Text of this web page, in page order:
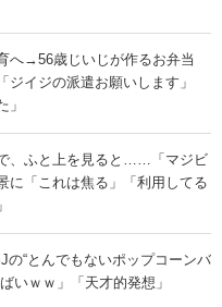
へ→56歳じいじが作るお弁当
イジの派遣お願いします」
」
、ふと上を見ると……「マジビ
「これは焦る」「利用してる
“とんでもないポップコーンバ
いｗｗ」「天才的発想」